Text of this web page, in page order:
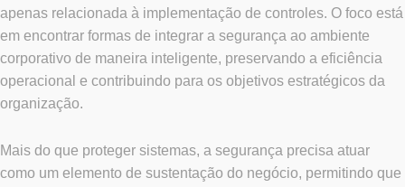
apenas relacionada à implementação de controles. O foco está
em encontrar formas de integrar a segurança ao ambiente
corporativo de maneira inteligente, preservando a eficiência
operacional e contribuindo para os objetivos estratégicos da
organização.
Mais do que proteger sistemas, a segurança precisa atuar
como um elemento de sustentação do negócio, permitindo que